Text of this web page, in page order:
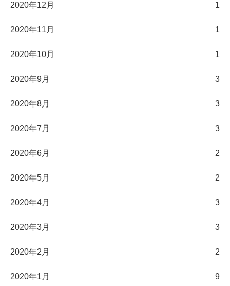
2020年12月 1
2020年11月 1
2020年10月 1
2020年9月 3
2020年8月 3
2020年7月 3
2020年6月 2
2020年5月 2
2020年4月 3
2020年3月 3
2020年2月 2
2020年1月 9